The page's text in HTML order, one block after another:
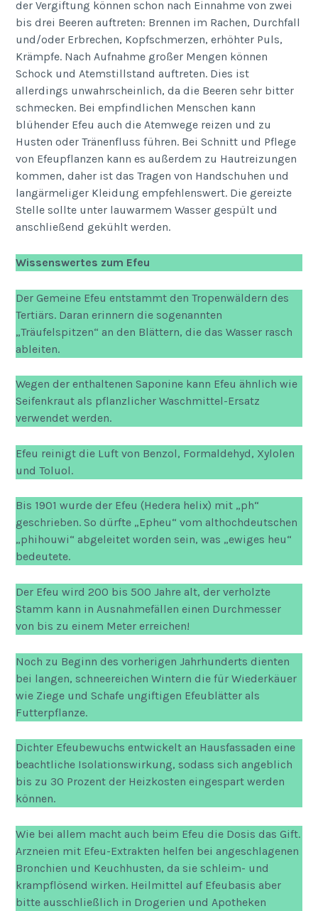
der Vergiftung können schon nach Einnahme von zwei
bis drei Beeren auftreten: Brennen im Rachen, Durchfall
und/oder Erbrechen, Kopfschmerzen, erhöhter Puls,
Krämpfe. Nach Aufnahme großer Mengen können
Schock und Atemstillstand auftreten. Dies ist
allerdings unwahrscheinlich, da die Beeren sehr bitter
schmecken. Bei empfindlichen Menschen kann
blühender Efeu auch die Atemwege reizen und zu
Husten oder Tränenfluss führen. Bei Schnitt und Pflege
von Efeupflanzen kann es außerdem zu Hautreizungen
kommen, daher ist das Tragen von Handschuhen und
langärmeliger Kleidung empfehlenswert. Die gereizte
Stelle sollte unter lauwarmem Wasser gespült und
anschließend gekühlt werden.
Wissenswertes zum Efeu
Der Gemeine Efeu entstammt den Tropenwäldern des
Tertiärs. Daran erinnern die sogenannten
„Träufelspitzen“ an den Blättern, die das Wasser rasch
ableiten.
Wegen der enthaltenen Saponine kann Efeu ähnlich wie
Seifenkraut als pflanzlicher Waschmittel-Ersatz
verwendet werden.
Efeu reinigt die Luft von Benzol, Formaldehyd, Xylolen
und Toluol.
Bis 1901 wurde der Efeu (Hedera helix) mit „ph“
geschrieben. So dürfte „Epheu“ vom althochdeutschen
„phihouwi“ abgeleitet worden sein, was „ewiges heu“
bedeutete.
Der Efeu wird 200 bis 500 Jahre alt, der verholzte
Stamm kann in Ausnahmefällen einen Durchmesser
von bis zu einem Meter erreichen!
Noch zu Beginn des vorherigen Jahrhunderts dienten
bei langen, schneereichen Wintern die für Wiederkäuer
wie Ziege und Schafe ungiftigen Efeublätter als
Futterpflanze.
Dichter Efeubewuchs entwickelt an Hausfassaden eine
beachtliche Isolationswirkung, sodass sich angeblich
bis zu 30 Prozent der Heizkosten eingespart werden
können.
Wie bei allem macht auch beim Efeu die Dosis das Gift.
Arzneien mit Efeu-Extrakten helfen bei angeschlagenen
Bronchien und Keuchhusten, da sie schleim- und
krampflösend wirken. Heilmittel auf Efeubasis aber
bitte ausschließlich in Drogerien und Apotheken